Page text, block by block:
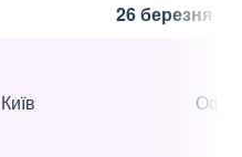
26 березня
Київ